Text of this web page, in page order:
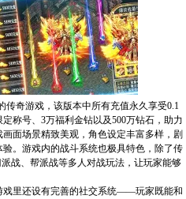
奇游戏，该版本中所有充值永久享受0.1
称号、3万福利金钻以及500万钻石，助力
面场景精致美观，角色设定丰富多样，剧
。游戏内的战斗系统也极具特色，除了传
战、帮派战等多人对战玩法，让玩家能够
戏里还设有完善的社交系统——玩家既能和